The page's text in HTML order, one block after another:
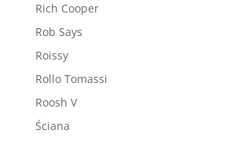
Rich Cooper
Rob Says
Roissy
Rollo Tomassi
Roosh V
Ściana